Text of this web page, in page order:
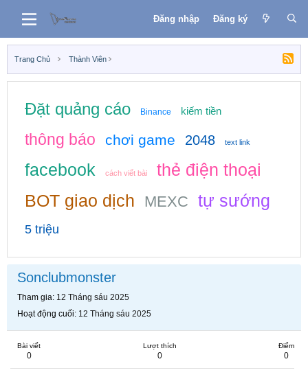
Đăng nhập Đăng ký
Trang Chủ Thành Viên
Đặt quảng cáo Binance kiếm tiền
thông báo chơi game 2048 text link
facebook cách viết bài
thẻ điện thoại
BOT giao dịch
MEXC tự sướng
5 triệu
Sonclubmonster
Tham gia 12 Tháng sáu 2025
Hoạt động cuối 12 Tháng sáu 2025
Bài viết
0
Lượt thích
0
Điểm
0